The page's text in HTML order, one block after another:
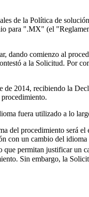
de la Política de
para ".MX" (el
comienzo al
a la Solicitud. Por
2014, recibiendo la
fuera utilizado a lo
procedimiento será
con un cambio del
que permitan justificar
Sin embargo, la